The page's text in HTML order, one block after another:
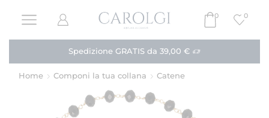
0 0
Paga in 3 rate! Acquista
Home Componi la tua collana Catene